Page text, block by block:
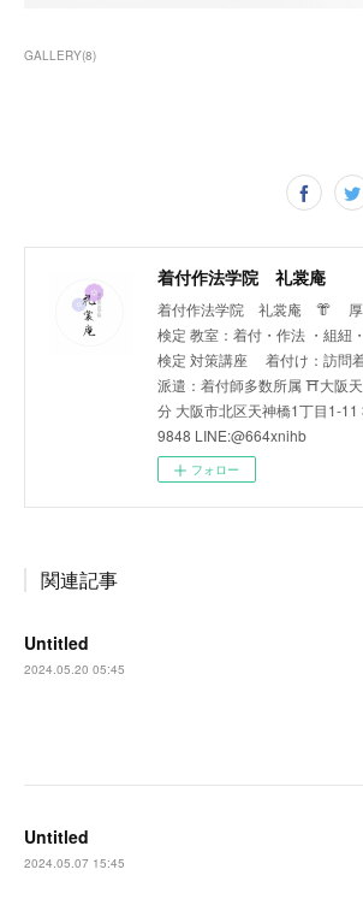
GALLERY(8)
着付作法学院 礼裳庵
着付作法学院 礼裳庵 👘 厚
検定 教室：着付・作法 ・組
検定 対策講座 着付け：訪問
派遣：着付師多数所属 ⛩️大阪
分 大阪市北区天神橋1丁目1-
9848 LINE:@664xnihb
フォロー
関連記事
Untitled
2024.05.20 05:45
Untitled
2024.05.07 15:45